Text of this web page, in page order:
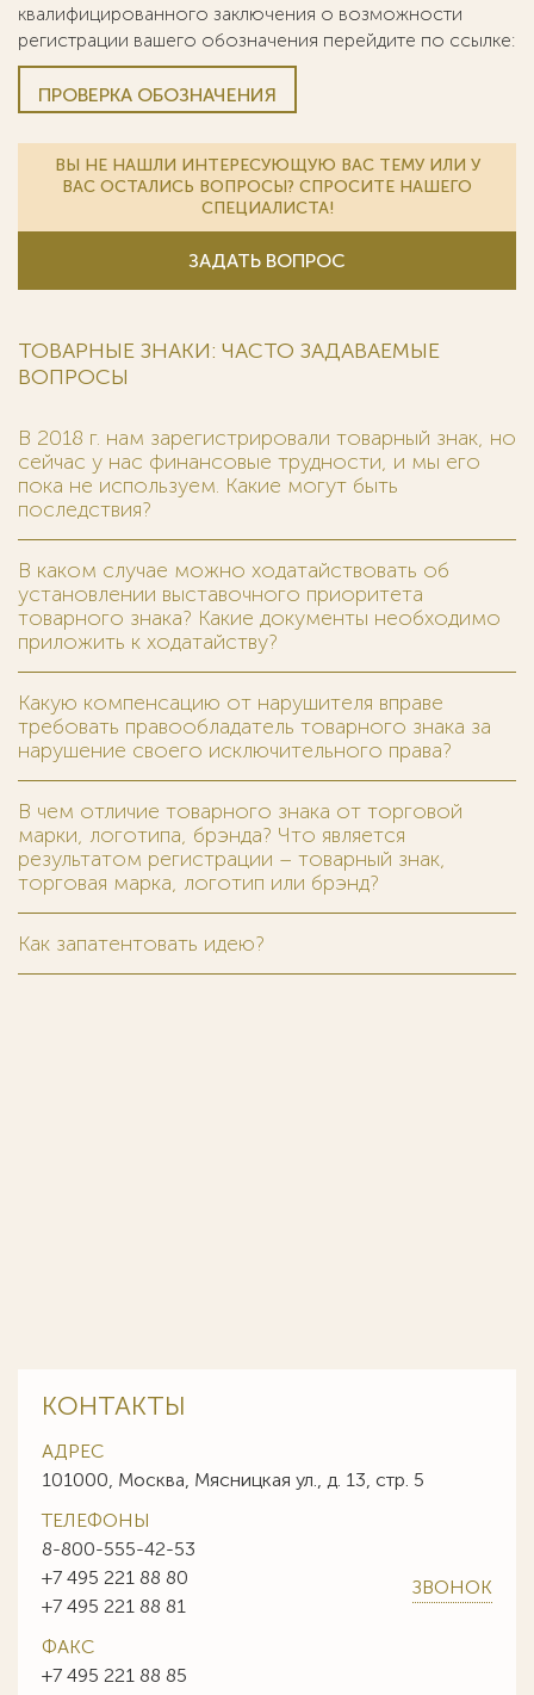
квалифицированного заключения о возможности
регистрации вашего обозначения перейдите по ссылке:
ПРОВЕРКА ОБОЗНАЧЕНИЯ
ВЫ НЕ НАШЛИ ИНТЕРЕСУЮЩУЮ ВАС ТЕМУ ИЛИ У
ВАС ОСТАЛИСЬ ВОПРОСЫ? СПРОСИТЕ НАШЕГО
СПЕЦИАЛИСТА!
ЗАДАТЬ ВОПРОС
ТОВАРНЫЕ ЗНАКИ: ЧАСТО ЗАДАВАЕМЫЕ
ВОПРОСЫ
В 2018 г. нам зарегистрировали товарный знак, но
сейчас у нас финансовые трудности, и мы его
пока не используем. Какие могут быть
последствия?
В каком случае можно ходатайствовать об
установлении выставочного приоритета
товарного знака? Какие документы необходимо
приложить к ходатайству?
Какую компенсацию от нарушителя вправе
требовать правообладатель товарного знака за
нарушение своего исключительного права?
В чем отличие товарного знака от торговой
марки, логотипа, брэнда? Что является
результатом регистрации – товарный знак,
торговая марка, логотип или брэнд?
Как запатентовать идею?
КОНТАКТЫ
АДРЕС
101000, Москва, Мясницкая ул., д. 13, стр. 5
ТЕЛЕФОНЫ
8-800-555-42-53
+7 495 221 88 80
+7 495 221 88 81
ЗВОНОК
ФАКС
+7 495 221 88 85